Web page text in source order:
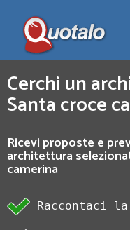
Cerchi un
Santa croce
Ricevi proposte e
architettura
camerina
Raccontaci